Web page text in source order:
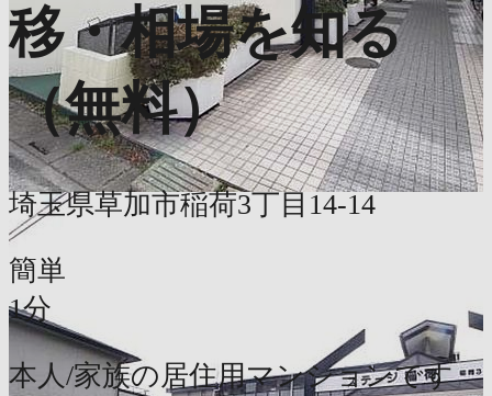
移・相場を知る
（無料）
埼玉県草加市稲荷3丁目14-14
簡単
1分
本人/家族の居住用マンションです